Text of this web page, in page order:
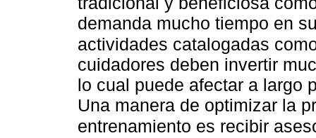
demanda mucho tiempo en
actividades catalogadas
cuidadores deben invertir
lo cual puede afectar a largo
Una manera de optimizar la
entrenamiento es recibir